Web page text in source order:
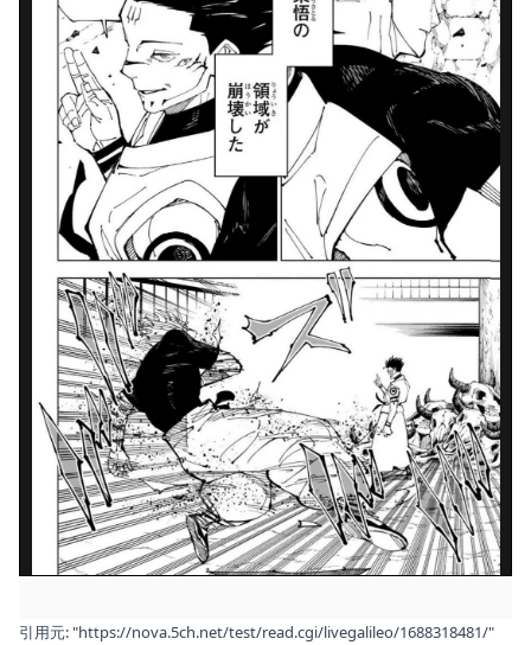
引用元: "https://nova.5ch.net/test/read.cgi/livegalileo/1688318481/"